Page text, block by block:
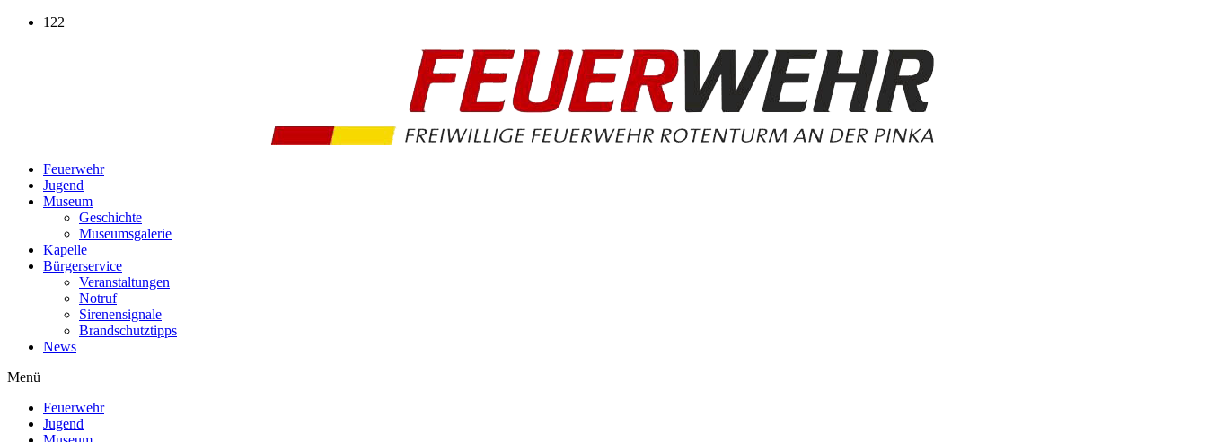
Zum
122
Feuerwehr
Jugend
Museum
Geschichte
Museumsgalerie
Kapelle
Bürgerservice
Veranstaltungen
Notruf
Sirenensignale
Brandschutztipps
News
Menü
Feuerwehr
Jugend